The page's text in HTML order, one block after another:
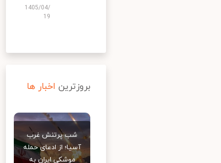
1405/04/
19
بروزترین اخبار ها
شب پرتنش غرب
آسیا؛ از ادعای حمله
موشکی ایران به